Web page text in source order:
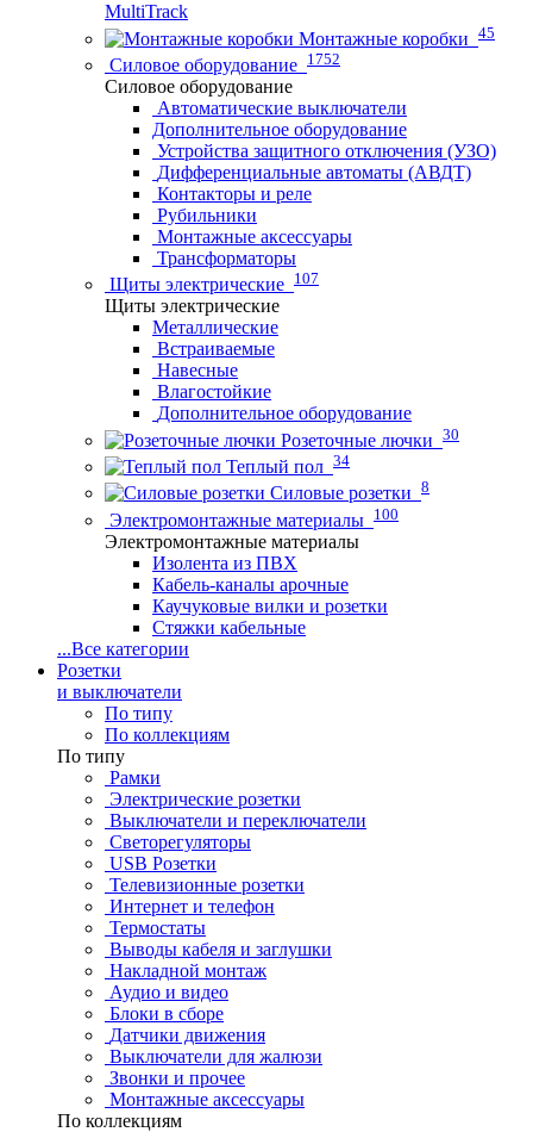
MultiTrack
Монтажные коробки 45
Силовое оборудование 1752
Силовое оборудование
Автоматические выключатели
Дополнительное оборудование
Устройства защитного отключения (УЗО)
Дифференциальные автоматы (АВДТ)
Контакторы и реле
Рубильники
Монтажные аксессуары
Трансформаторы
Щиты электрические 107
Щиты электрические
Металлические
Встраиваемые
Навесные
Влагостойкие
Дополнительное оборудование
Розеточные лючки 30
Теплый пол 34
Силовые розетки 8
Электромонтажные материалы 100
Электромонтажные материалы
Изолента из ПВХ
Кабель-каналы арочные
Каучуковые вилки и розетки
Стяжки кабельные
...Все категории
Розетки
и выключатели
По типу
По коллекциям
По типу
Рамки
Электрические розетки
Выключатели и переключатели
Светорегуляторы
USB Розетки
Телевизионные розетки
Интернет и телефон
Термостаты
Выводы кабеля и заглушки
Накладной монтаж
Аудио и видео
Блоки в сборе
Датчики движения
Выключатели для жалюзи
Звонки и прочее
Монтажные аксессуары
По коллекциям